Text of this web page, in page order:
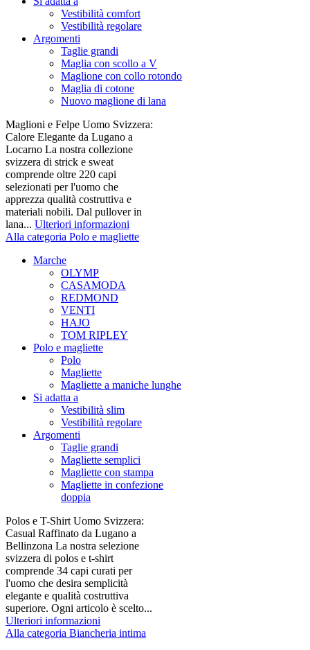
Vestibilità comfort
Vestibilità regolare
Argomenti
Taglie grandi
Maglia con scollo a V
Maglione con collo rotondo
Maglia di cotone
Nuovo maglione di lana
Maglioni e Felpe Uomo Svizzera:
Calore Elegante da Lugano a
Locarno La nostra collezione
svizzera di strick e sweat
comprende oltre 220 capi
selezionati per l'uomo che
apprezza qualità costruttiva e
materiali nobili. Dal pullover in
lana... Ulteriori informazioni
Alla categoria Polo e magliette
Marche
OLYMP
CASAMODA
REDMOND
VENTI
HAJO
TOM RIPLEY
Polo e magliette
Polo
Magliette
Magliette a maniche lunghe
Si adatta a
Vestibilità slim
Vestibilità regolare
Argomenti
Taglie grandi
Magliette semplici
Magliette con stampa
Magliette in confezione
doppia
Polos e T-Shirt Uomo Svizzera:
Casual Raffinato da Lugano a
Bellinzona La nostra selezione
svizzera di polos e t-shirt
comprende 34 capi curati per
l'uomo che desira semplicità
elegante e qualità costruttiva
superiore. Ogni articolo è scelto...
Ulteriori informazioni
Alla categoria Biancheria intima